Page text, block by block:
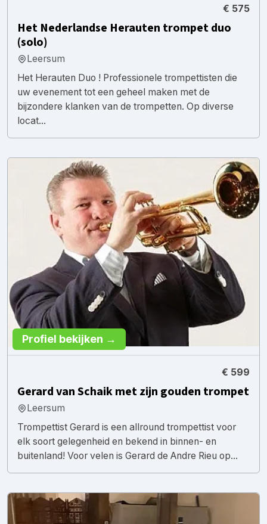
€ 575
Het Nederlandse Herauten trompet duo
(solo)
Leersum
Het Herauten Duo ! Professionele trompettisten die
uw evenement tot een geheel maken met de
bijzondere klanken van de trompetten. Op diverse
locat...
Profiel bekijken →
€ 599
Gerard van Schaik met zijn gouden trompet
Leersum
Trompettist Gerard is een allround trompettist voor
elk soort gelegenheid en bekend in binnen- en
buitenland! Voor velen is Gerard de Andre Rieu op...